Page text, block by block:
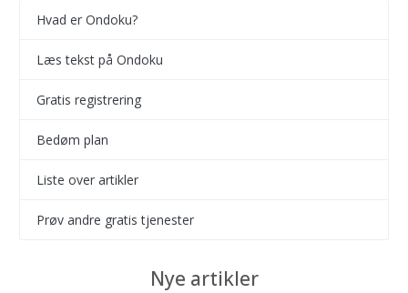
Hvad er Ondoku?
Læs tekst på Ondoku
Gratis registrering
Bedøm plan
Liste over artikler
Prøv andre gratis tjenester
Nye artikler